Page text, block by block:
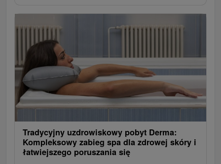
Tradycyjny uzdrowiskowy pobyt Derma:
Kompleksowy zabieg spa dla zdrowej skóry i
łatwiejszego poruszania się